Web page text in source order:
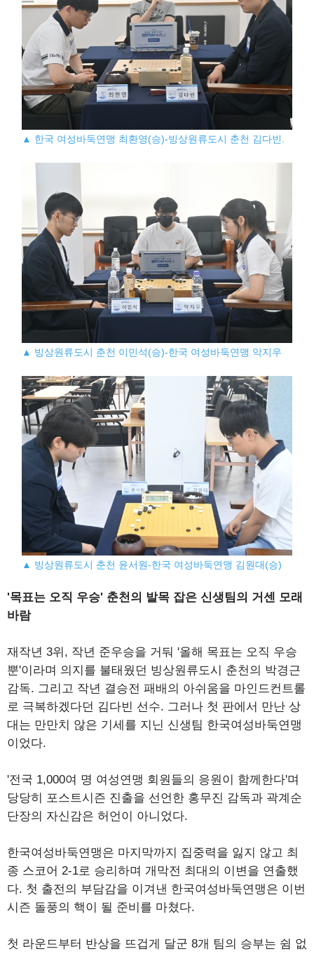
▲ 한국 여성바둑연맹 최환영(승)-빙상원류도시 춘천 김다빈.
▲ 빙상원류도시 춘천 이민석(승)-한국 여성바둑연맹 악지우
▲ 빙상원류도시 춘천 윤서원-한국 여성바둑연맹 김원대(승)
'목표는 오직 우승' 춘천의 발목 잡은 신생팀의 거센 모래
바람
재작년 3위, 작년 준우승을 거둬 '올해 목표는 오직 우승
뿐'이라며 의지를 불태웠던 빙상원류도시 춘천의 박경근
감독. 그리고 작년 결승전 패배의 아쉬움을 마인드컨트롤
로 극복하겠다던 김다빈 선수. 그러나 첫 판에서 만난 상
대는 만만치 않은 기세를 지닌 신생팀 한국여성바둑연맹
이었다.
'전국 1,000여 명 여성연맹 회원들의 응원이 함께한다'며
당당히 포스트시즌 진출을 선언한 홍무진 감독과 곽계순
단장의 자신감은 허언이 아니었다.
한국여성바둑연맹은 마지막까지 집중력을 잃지 않고 최
종 스코어 2-1로 승리하며 개막전 최대의 이변을 연출했
다. 첫 출전의 부담감을 이겨낸 한국여성바둑연맹은 이번
시즌 돌풍의 핵이 될 준비를 마쳤다.
첫 라운드부터 반상을 뜨겁게 달군 8개 팀의 승부는 쉼 없